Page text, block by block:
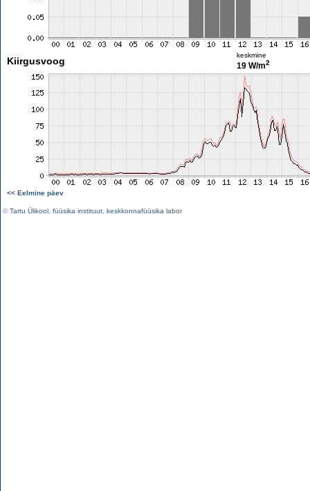
Kiirgusvoog
keskmine
19 W/m2
<< Eelmine päev
©Tartu Ülikool füüsika instituut keskkonnafüüsika labor